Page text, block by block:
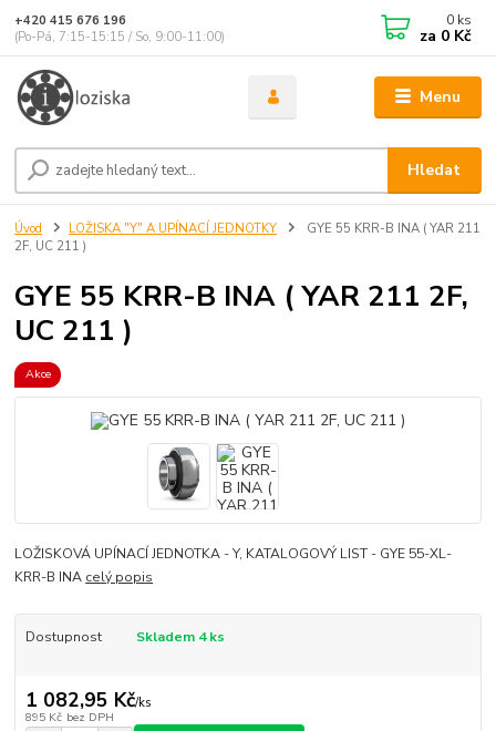
Menu
Hledat
+420 415 676 196
(Po-Pá, 7:15-15:15 / So, 9:00-11:00)
0 ks
za 0 Kč
Úvod LOŽISKA "Y" A UPÍNACÍ JEDNOTKY
GYE 55 KRR-B INA ( YAR 211
2F, UC 211 )
GYE 55 KRR-B INA ( YAR 211 2F,
UC 211 )
Akce
LOŽISKOVÁ UPÍNACÍ JEDNOTKA - Y, KATALOGOVÝ LIST - GYE 55-XL-
KRR-B INA celý popis
Dostupnost Skladem 4 ks
1 082,95 Kč/ks
895 Kč bez DPH